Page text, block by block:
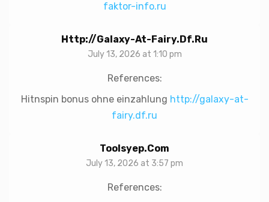
faktor-info.ru
Http://galaxy-At-Fairy.df.ru
July 13, 2026 at 1:10 pm
References:
Hitnspin bonus ohne einzahlung http://galaxy-at-
fairy.df.ru
Toolsyep.com
July 13, 2026 at 3:57 pm
References: